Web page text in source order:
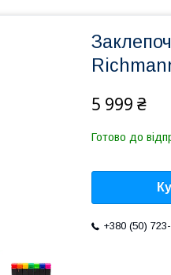
5 999 ₴
Готово до
+380 (50)